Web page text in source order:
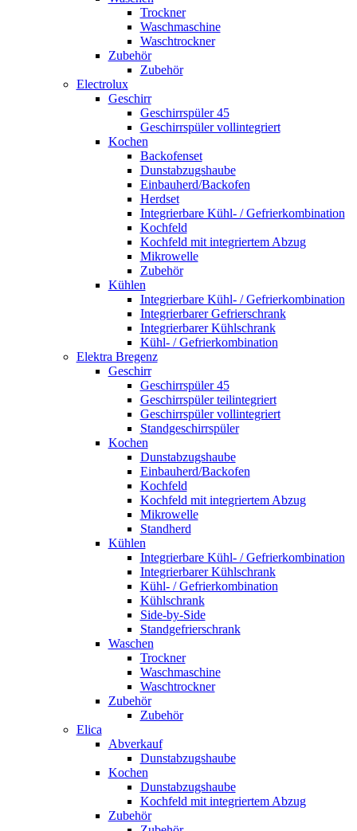
Trockner
Waschmaschine
Waschtrockner
Zubehör
Zubehör
Electrolux
Geschirr
Geschirrspüler 45
Geschirrspüler vollintegriert
Kochen
Backofenset
Dunstabzugshaube
Einbauherd/Backofen
Herdset
Integrierbare Kühl- / Gefrierkombination
Kochfeld
Kochfeld mit integriertem Abzug
Mikrowelle
Zubehör
Kühlen
Integrierbare Kühl- / Gefrierkombination
Integrierbarer Gefrierschrank
Integrierbarer Kühlschrank
Kühl- / Gefrierkombination
Elektra Bregenz
Geschirr
Geschirrspüler 45
Geschirrspüler teilintegriert
Geschirrspüler vollintegriert
Standgeschirrspüler
Kochen
Dunstabzugshaube
Einbauherd/Backofen
Kochfeld
Kochfeld mit integriertem Abzug
Mikrowelle
Standherd
Kühlen
Integrierbare Kühl- / Gefrierkombination
Integrierbarer Kühlschrank
Kühl- / Gefrierkombination
Kühlschrank
Side-by-Side
Standgefrierschrank
Waschen
Trockner
Waschmaschine
Waschtrockner
Zubehör
Zubehör
Elica
Abverkauf
Dunstabzugshaube
Kochen
Dunstabzugshaube
Kochfeld mit integriertem Abzug
Zubehör